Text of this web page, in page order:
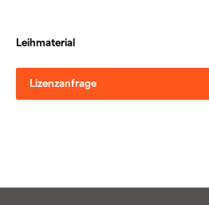
Leihmaterial
Lizenzanfrage